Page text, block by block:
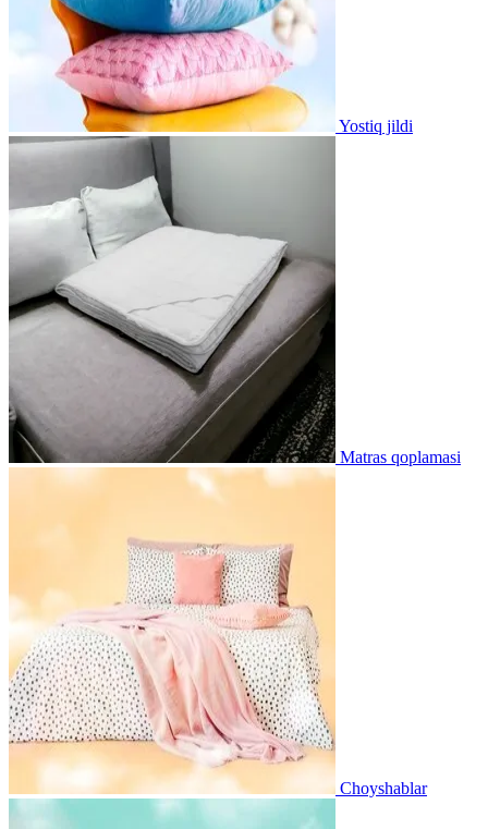
Yostiq jildi
Matras qoplamasi
Choyshablar